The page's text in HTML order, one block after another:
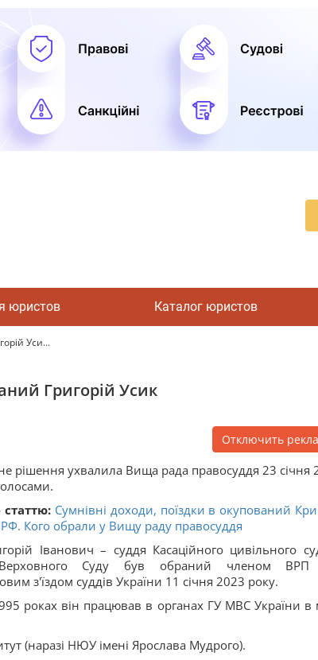
юристов Каталог юристов
Уси...
Григорій Усик
Отключить
рішення ухвалила Вища рада правосуддя 23 січня
Сумнівні доходи, поїздки в окупований
Кого обрали у Вищу раду правосуддя
Іванович – суддя Касаційного цивільного
Верховного Суду був обраний членом ВРП
з'їздом суддів України 11 січня 2023 року.
роках він працював в органах ГУ МВС України в
(наразі НЮУ імені Ярослава Мудрого).